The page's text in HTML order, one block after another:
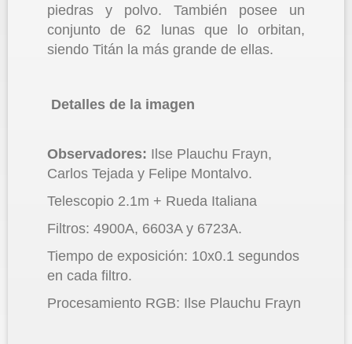
piedras y polvo. También posee un
conjunto de 62 lunas que lo orbitan,
siendo Titán la más grande de ellas.
Detalles de la imagen
Observadores: Ilse Plauchu Frayn,
Carlos Tejada y Felipe Montalvo.
Telescopio 2.1m + Rueda Italiana
Filtros: 4900A, 6603A y 6723A.
Tiempo de exposición: 10x0.1 segundos
en cada filtro.
Procesamiento RGB: Ilse Plauchu Frayn